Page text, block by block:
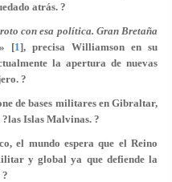
atrás. ?
roto con esa política. Gran Bretaña
» [1], precisa Williamson en su
la apertura de nuevas
?
de bases militares en Gibraltar,
Islas Malvinas. ?
el mundo espera que el Reino
y global ya que defiende la